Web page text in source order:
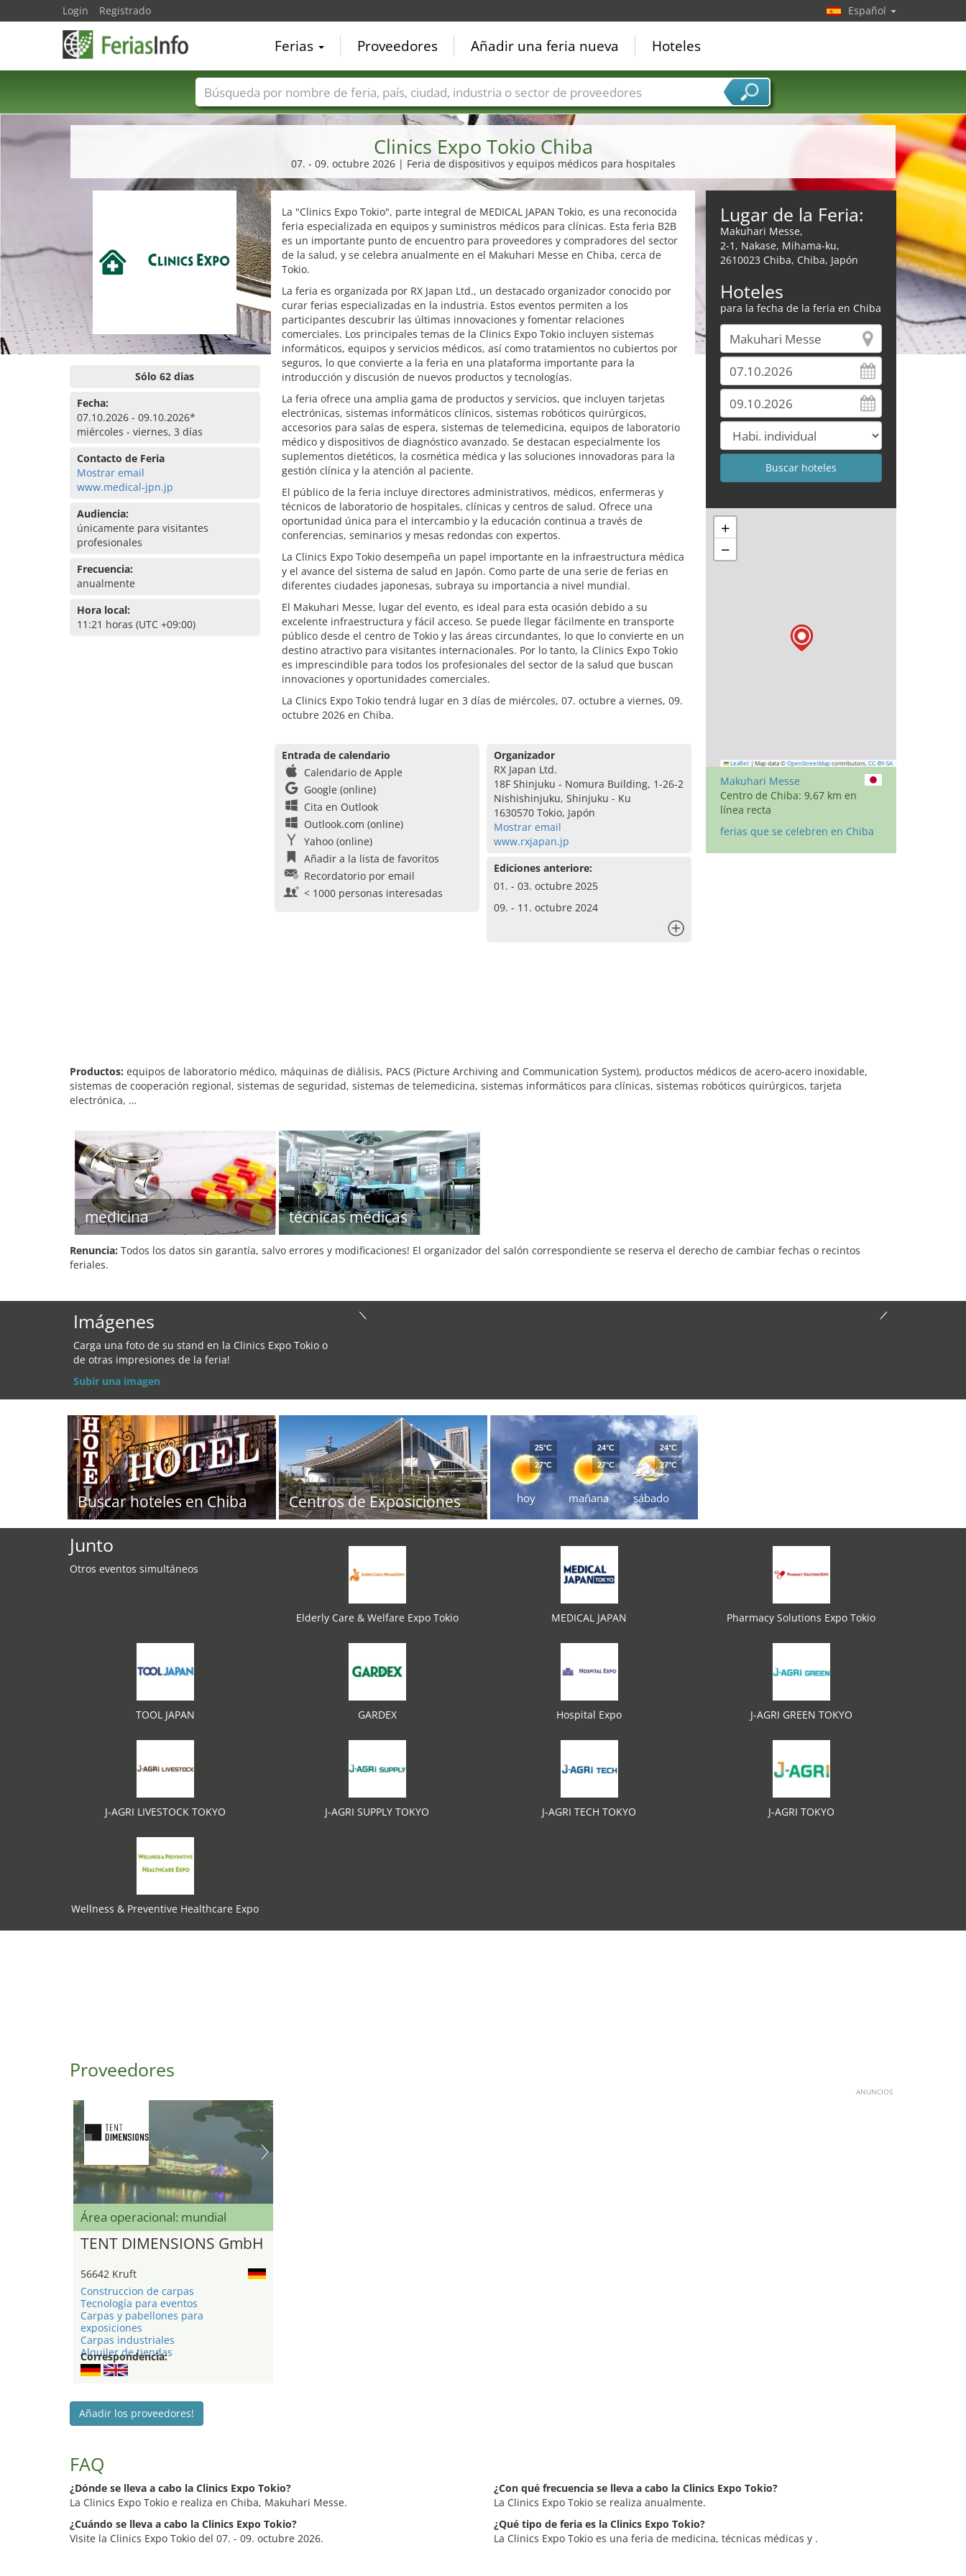
Clinics Expo Tokio Chiba
07. - 09. octubre 2026 | Feria de dispositivos y equipos médicos para hospitales
Sólo 62 dias
Fecha:
07.10.2026 - 09.10.2026*
miércoles - viernes, 3 días
Contacto de Feria
Mostrar email
www.medical-jpn.jp
Audiencia:
únicamente para visitantes
profesionales
Frecuencia:
anualmente
Hora local:
11:21 horas (UTC +09:00)
La "Clinics Expo Tokio", parte integral de MEDICAL JAPAN Tokio, es una reconocida
feria especializada en equipos y suministros médicos para clínicas. Esta feria B2B
es un importante punto de encuentro para proveedores y compradores del sector
de la salud, y se celebra anualmente en el Makuhari Messe en Chiba, cerca de
Tokio.
La feria es organizada por RX Japan Ltd., un destacado organizador conocido por
curar ferias especializadas en la industria. Estos eventos permiten a los
participantes descubrir las últimas innovaciones y fomentar relaciones
comerciales. Los principales temas de la Clinics Expo Tokio incluyen sistemas
informáticos, equipos y servicios médicos, así como tratamientos no cubiertos por
seguros, lo que convierte a la feria en una plataforma importante para la
introducción y discusión de nuevos productos y tecnologías.
La feria ofrece una amplia gama de productos y servicios, que incluyen tarjetas
electrónicas, sistemas informáticos clínicos, sistemas robóticos quirúrgicos,
accesorios para salas de espera, sistemas de telemedicina, equipos de laboratorio
médico y dispositivos de diagnóstico avanzado. Se destacan especialmente los
suplementos dietéticos, la cosmética médica y las soluciones innovadoras para la
gestión clínica y la atención al paciente.
El público de la feria incluye directores administrativos, médicos, enfermeras y
técnicos de laboratorio de hospitales, clínicas y centros de salud. Ofrece una
oportunidad única para el intercambio y la educación continua a través de
conferencias, seminarios y mesas redondas con expertos.
La Clinics Expo Tokio desempeña un papel importante en la infraestructura médica
y el avance del sistema de salud en Japón. Como parte de una serie de ferias en
diferentes ciudades japonesas, subraya su importancia a nivel mundial.
El Makuhari Messe, lugar del evento, es ideal para esta ocasión debido a su
excelente infraestructura y fácil acceso. Se puede llegar fácilmente en transporte
público desde el centro de Tokio y las áreas circundantes, lo que lo convierte en un
destino atractivo para visitantes internacionales. Por lo tanto, la Clinics Expo Tokio
es imprescindible para todos los profesionales del sector de la salud que buscan
innovaciones y oportunidades comerciales.
La Clinics Expo Tokio tendrá lugar en 3 días de miércoles, 07. octubre a viernes, 09.
octubre 2026 en Chiba.
Entrada de calendario
Calendario de Apple
Google (online)
Cita en Outlook
Outlook.com (online)
Yahoo (online)
Añadir a la lista de favoritos
Recordatorio por email
< 1000 personas interesadas
Organizador
RX Japan Ltd.
18F Shinjuku - Nomura Building, 1-26-2
Nishishinjuku, Shinjuku - Ku
1630570 Tokio, Japón
Mostrar email
www.rxjapan.jp
Ediciones anteriore:
01. - 03. octubre 2025
09. - 11. octubre 2024
Lugar de la Feria:
Makuhari Messe,
2-1, Nakase, Mihama-ku,
2610023 Chiba, Chiba, Japón
Hoteles
para la fecha de la feria en Chiba
+
−
Leaflet | Map data © OpenStreetMap contributors, CC-BY-SA
Makuhari Messe
Centro de Chiba: 9,67 km en
línea recta
ferias que se celebren en Chiba
Productos: equipos de laboratorio médico, máquinas de diálisis, PACS (Picture Archiving and Communication System), productos médicos de acero-acero inoxidable,
sistemas de cooperación regional, sistemas de seguridad, sistemas de telemedicina, sistemas informáticos para clínicas, sistemas robóticos quirúrgicos, tarjeta
electrónica, …
medicina técnicas médicas
Renuncia: Todos los datos sin garantía, salvo errores y modificaciones! El organizador del salón correspondiente se reserva el derecho de cambiar fechas o recintos
feriales.
Imágenes
Carga una foto de su stand en la Clinics Expo Tokio o
de otras impresiones de la feria!
Subir una imagen
Buscar hoteles en Chiba Centros de Exposiciones hoy
25°C
27°C
mañana
24°C
27°C
sábado
24°C
27°C
Junto
Otros eventos simultáneos
Elderly Care & Welfare Expo Tokio MEDICAL JAPAN Pharmacy Solutions Expo Tokio
TOOL JAPAN GARDEX Hospital Expo J-AGRI GREEN TOKYO
J-AGRI LIVESTOCK TOKYO J-AGRI SUPPLY TOKYO J-AGRI TECH TOKYO J-AGRI TOKYO
Wellness & Preventive Healthcare Expo
Proveedores
ANUNCIOS
Área operacional: mundial
TENT DIMENSIONS GmbH
56642 Kruft
Construccion de carpas
Tecnología para eventos
Carpas y pabellones para
exposiciones
Carpas industriales
Alquiler de tiendas
Correspondencia:
Añadir los proveedores!
FAQ
¿Dónde se lleva a cabo la Clinics Expo Tokio?
La Clinics Expo Tokio e realiza en Chiba, Makuhari Messe.
¿Cuándo se lleva a cabo la Clinics Expo Tokio?
Visite la Clinics Expo Tokio del 07. - 09. octubre 2026.
¿Con qué frecuencia se lleva a cabo la Clinics Expo Tokio?
La Clinics Expo Tokio se realiza anualmente.
¿Qué tipo de feria es la Clinics Expo Tokio?
La Clinics Expo Tokio es una feria de medicina, técnicas médicas y .
Login Registrado Español
Ferias Proveedores Añadir una feria nueva Hoteles
Nombres de ferias Países Ciudades Sectores de ferias Sectores de proveedor de servicios